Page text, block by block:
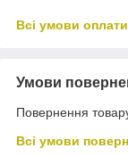
Всі умови оплати
Умови
Повернення
Всі умови